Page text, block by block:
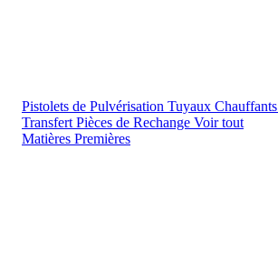
Pistolets de Pulvérisation Tuyaux Chauffants
Transfert Pièces de Rechange Voir tout
Matières Premières